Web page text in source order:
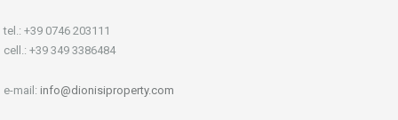
tel.: +39 0746 203111
cell.: +39 349 3386484
e-mail: info@dionisiproperty.com